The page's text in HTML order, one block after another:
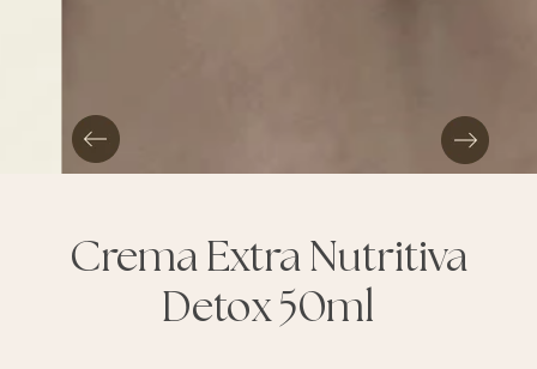
Crema Extra Nutritiva
Detox 50ml